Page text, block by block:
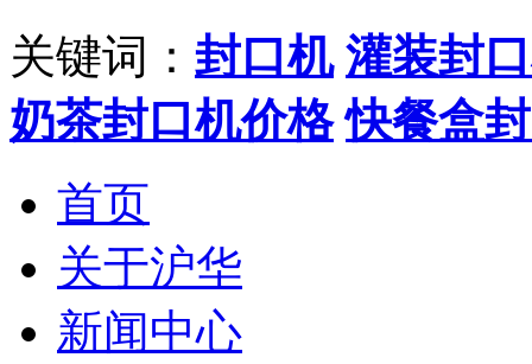
关键词： 封口机 灌装封
奶茶封口机价格 快餐盒
首页
关于沪华
新闻中心